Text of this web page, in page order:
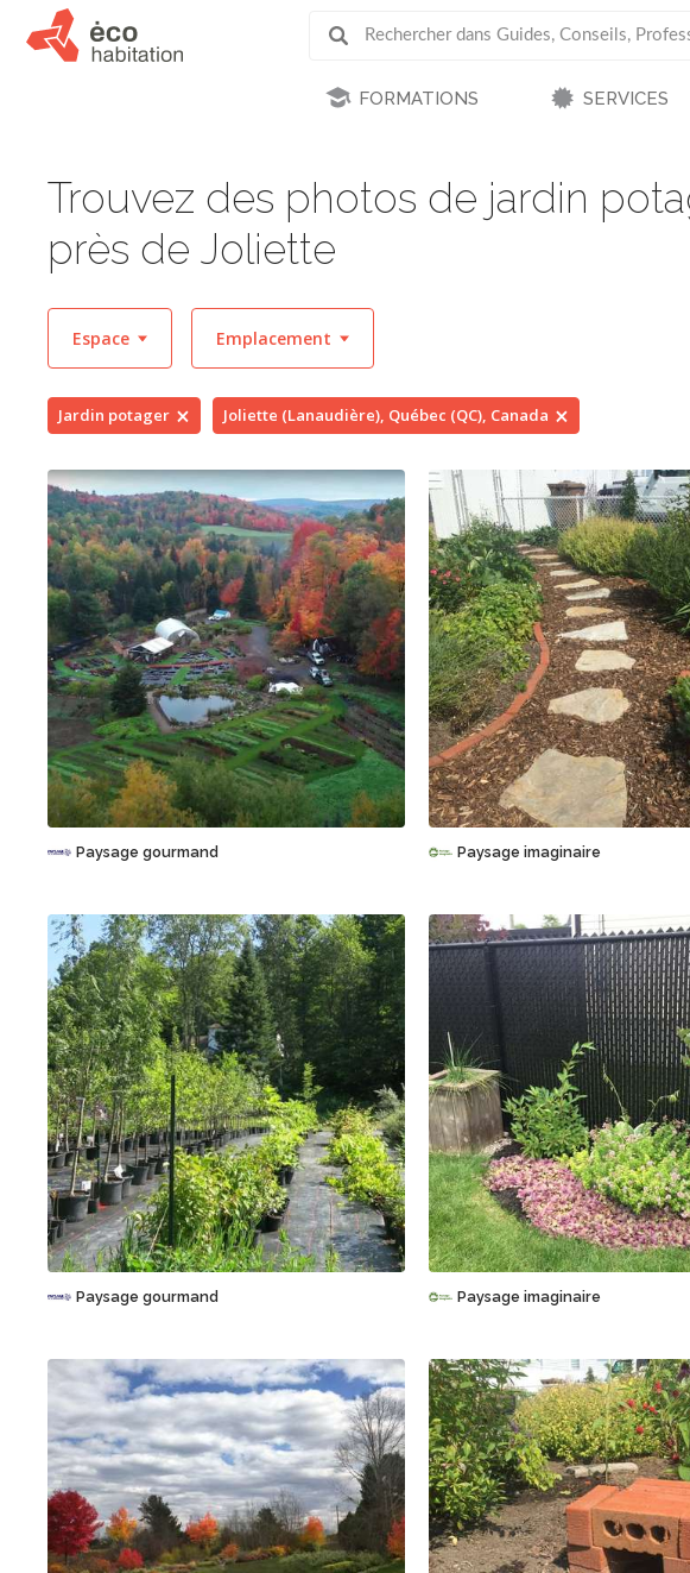
FORMATIONS SERVICES
Trouvez des photos de jardin
près de Joliette
Espace Emplacement
Jardin potager Joliette (Lanaudière), Québec (QC), Canada
Sauvegarder
Paysage gourmand
Sauvegarder
Paysage imaginaire
Sauvegarder
Paysage gourmand
Sauvegarder
Paysage imaginaire